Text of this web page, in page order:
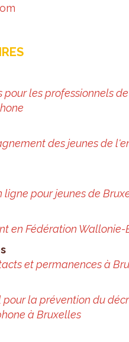
pour les pro­fes­sion­nels
des jeunes de
ligne pour jeunes de
en Fédé­ra­tion
et per­ma­nences à
la pré­ven­tion du
à Bruxelles